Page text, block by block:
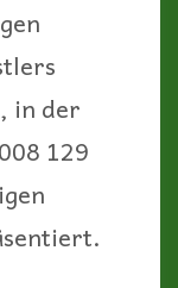
in der
129